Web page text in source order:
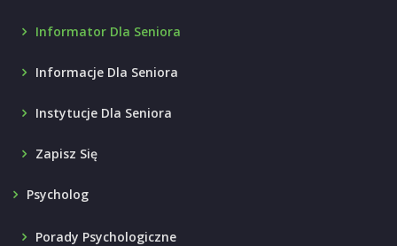
Informator Dla Seniora
Informacje Dla Seniora
Instytucje Dla Seniora
Zapisz Się
Psycholog
Porady Psychologiczne